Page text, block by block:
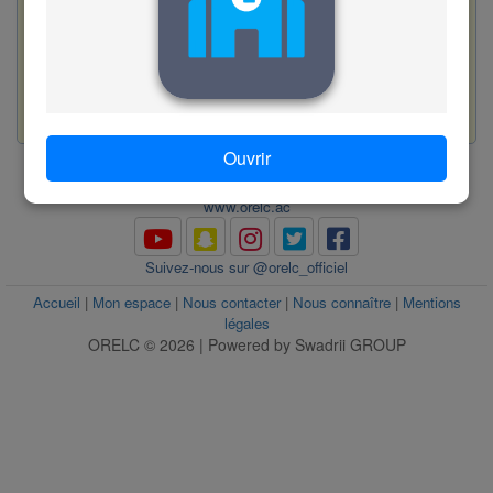
Ouvrir
www.orelc.ac
Suivez-nous sur @orelc_officiel
Accueil | Mon espace| Nous contacter| Nous connaître| Mentions
légales
ORELC © 2026 | Powered by Swadrii GROUP